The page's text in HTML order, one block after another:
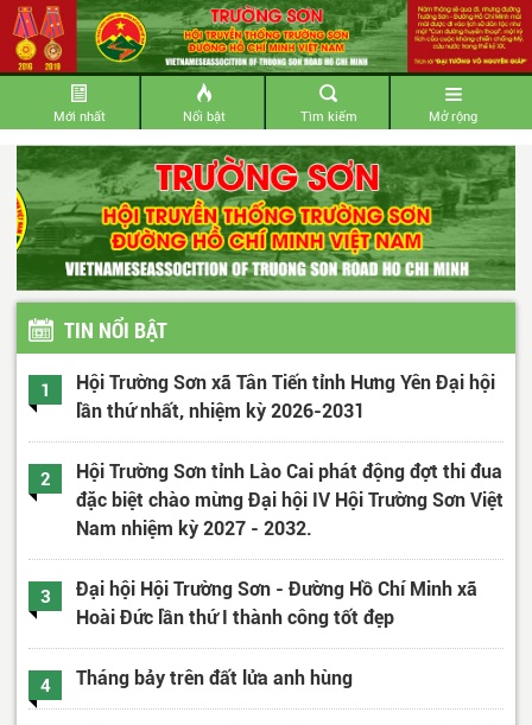
Mới nhất Nổi bật Tìm kiếm Mở rộng
TIN NỔI BẬT
1
Hội Trường Sơn xã Tân Tiến tỉnh Hưng Yên Đại hội
lần thứ nhất, nhiệm kỳ 2026-2031
2
Hội Trường Sơn tỉnh Lào Cai phát động đợt thi đua
đặc biệt chào mừng Đại hội IV Hội Trường Sơn Việt
Nam nhiệm kỳ 2027 - 2032.
3
Đại hội Hội Trường Sơn - Đường Hồ Chí Minh xã
Hoài Đức lần thứ I thành công tốt đẹp
4 Tháng bảy trên đất lửa anh hùng